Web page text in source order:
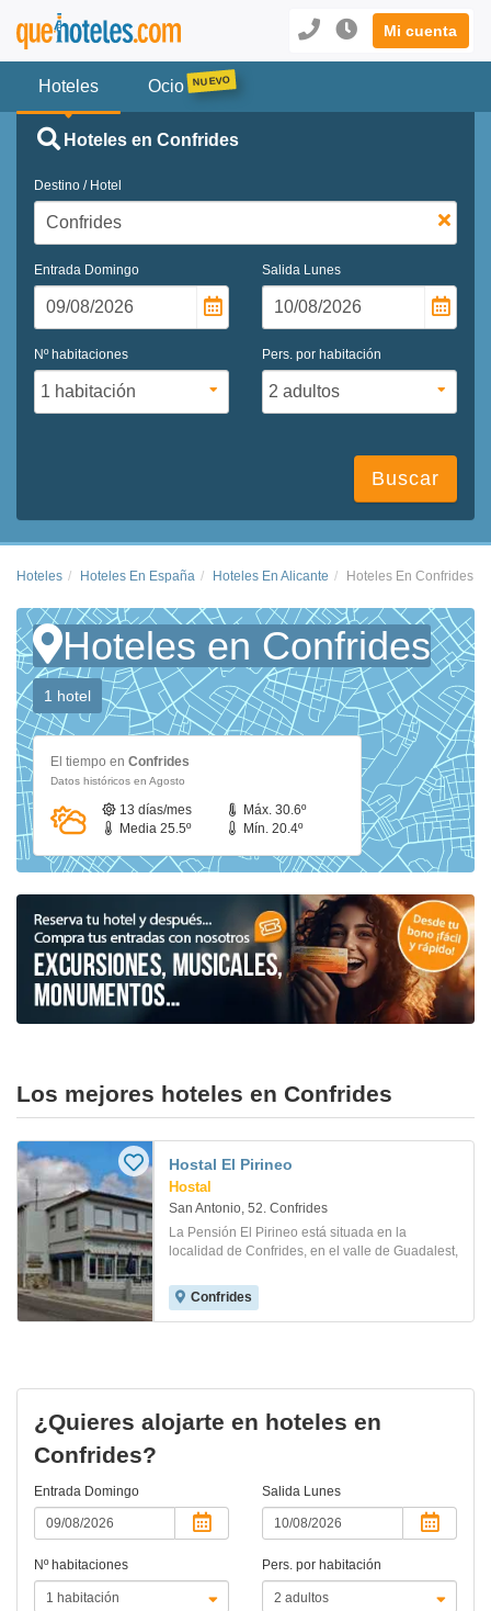
Mi cuenta
Hoteles Ocio
Hoteles en Confrides
Destino / Hotel
Entrada Domingo Salida Lunes
Nº habitaciones Pers. por habitación
Buscar
Hoteles Hoteles En España Hoteles En Alicante Hoteles En Confrides
Hoteles en Confrides
1 hotel
El tiempo en Confrides
Datos históricos en Agosto
13 días/mes
Máx. 30.6º
Media 25.5º
Mín. 20.4º
Los mejores hoteles en Confrides
Hostal El Pirineo
Hostal
San Antonio, 52. Confrides
La Pensión El Pirineo está situada en la
localidad de Confrides, en el valle de Guadalest,
Confrides
¿Quieres alojarte en hoteles en
Confrides?
Entrada Domingo Salida Lunes
Nº habitaciones Pers. por habitación